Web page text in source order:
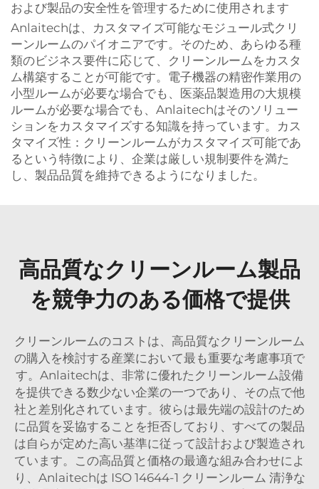
および製品の安全性を管理するために使用されます
Anlaitechは、カスタマイズ可能なモジュール式クリ
ーンルームのパイオニアです。そのため、あらゆる種
類のビジネス要件に応じて、クリーンルームをカスタ
ム構築することが可能です。電子機器の精密作業用の
小型ルームが必要な場合でも、医薬品製造用の大規模
ルームが必要な場合でも、Anlaitechはそのソリュー
ションをカスタマイズする知識を持っています。カス
タマイズ性：クリーンルームがカスタマイズ可能であ
るという特徴により、企業は厳しい規制要件を満た
し、製品品質を維持できるようになりました。
高品質なクリーンルーム製品
を競争力のある価格で提供
クリーンルームのコストは、高品質なクリーンルーム
の購入を検討する産業において最も重要な考慮事項で
す。Anlaitechは、非常に優れたクリーンルーム設備
を提供できる数少ない企業の一つであり、その点で他
社と差別化されています。彼らは最先端の設計のため
に品質を妥協することを拒否しており、すべての製品
は自らが定めた高い基準に従って設計および製造され
ています。この高品質と価格の最適な組み合わせによ
り、Anlaitechは ISO 14644-1 クリーンルーム 清浄な